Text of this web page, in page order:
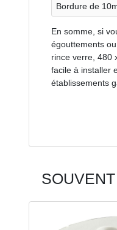
Bordure de
En somme, si
égouttements
rince verre, 480
facile à installer
établissements